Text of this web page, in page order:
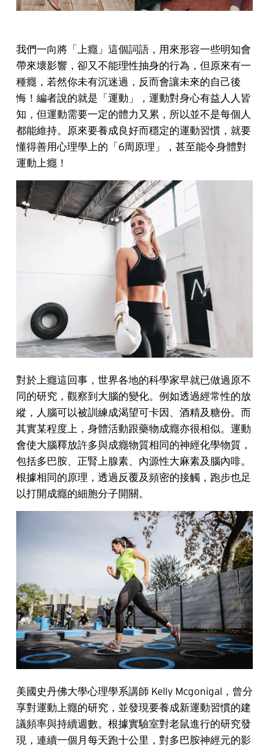
我們一向將「上癮」這個詞語，用來形容一些明知會
帶來壞影響，卻又不能理性抽身的行為，但原來有一
種癮，若然你未有沉迷過，反而會讓未來的自己後
悔！編者說的就是「運動」，運動對身心有益人人皆
知，但運動需要一定的體力又累，所以並不是每個人
都能維持。原來要養成良好而穩定的運動習慣，就要
懂得善用心理學上的「6周原理」，甚至能令身體對
運動上癮！
對於上癮這回事，世界各地的科學家早就已做過原不
同的研究，觀察到大腦的變化。例如透過經常性的放
縱，人腦可以被訓練成渴望可卡因、酒精及糖份。而
其實某程度上，身體活動跟藥物成癮亦很相似。運動
會使大腦釋放許多與成癮物質相同的神經化學物質，
包括多巴胺、正腎上腺素、內源性大麻素及腦內啡。
根據相同的原理，透過反覆及頻密的接觸，跑步也足
以打開成癮的細胞分子開關。
美國史丹佛大學心理學系講師 Kelly Mcgonigal，曾分
享對運動上癮的研究，並發現要養成新運動習慣的建
議頻率與持續週數。根據實驗室對老鼠進行的研究發
現，連續一個月每天跑十公里，對多巴胺神經元的影